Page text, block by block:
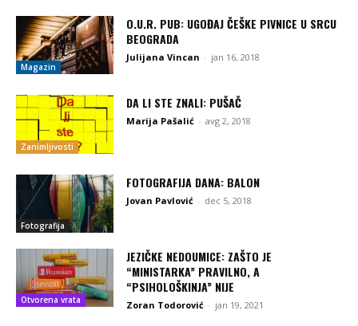
Magazin
O.U.R. PUB: UGOĐAJ ČEŠKE PIVNICE U SRCU
BEOGRADA
Julijana Vincan - jan 16, 2018
Zanimljivosti
DA LI STE ZNALI: PUŠAČ
Marija Pašalić - avg 2, 2018
Fotografija
FOTOGRAFIJA DANA: BALON
Jovan Pavlović - dec 5, 2018
Otvorena vrata
JEZIČKE NEDOUMICE: ZAŠTO JE
“MINISTARKA” PRAVILNO, A
“PSIHOLOŠKINJA” NIJE
Zoran Todorović - jan 19, 2021